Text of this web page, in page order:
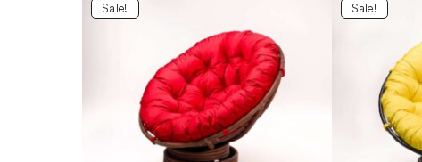
Sale! Sale!